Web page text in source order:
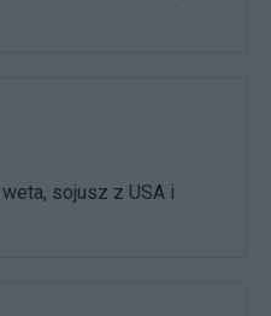
weta, sojusz z USA i